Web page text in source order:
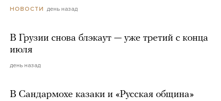
НОВОСТИ день назад
В Грузии снова блэкаут — уже третий с конца
июля
день назад
В Сандармохе казаки и «Русская община»